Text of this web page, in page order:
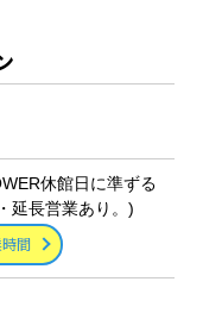
休館日に準ずる
延長営業あり。)
時間